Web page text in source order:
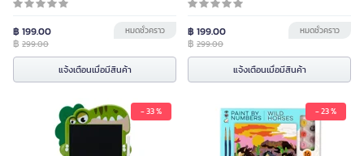
฿ 199.00
฿ 299.00
หมดชั่วคราว
แจ้งเตือนเมื่อมีสินค้า
฿ 199.00
฿ 299.00
หมดชั่วคราว
แจ้งเตือนเมื่อมีสินค้า
- 33 % - 23 %